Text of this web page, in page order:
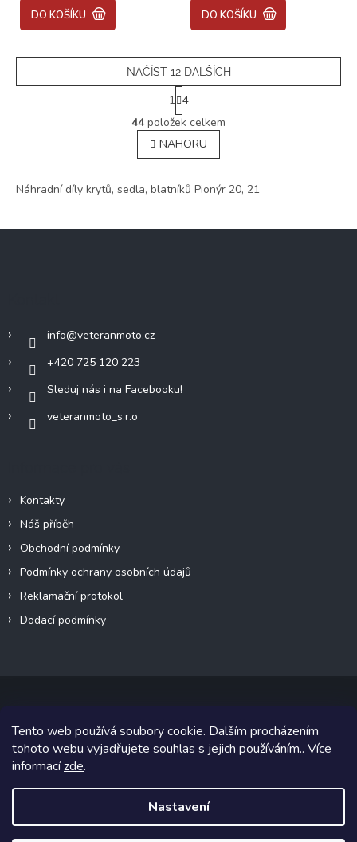
Tento web používá soubory cookie. Dalším procházením
tohoto webu vyjadřujete souhlas s jejich používáním.. Více
informacízde.
Nastavení
5,0DO KOŠÍKU
5,0
hvězdiček.
DO KOŠÍKU
O
v
l
á
a
u
NAČÍST 12 DALŠÍCH
S
t
r
á
n
k
v
í
1 4
44položek celkem
NAHORU
Náhradní díly krytů, sedla, blatníků Pionýr 20, 21
info@veteranmoto.cz
+420 725 120 223
Sleduj nás i na Facebooku!
veteranmoto_s.r.o
Kontakty
Náš příběh
Obchodní podmínky
Podmínky ochrany osobních údajů
Reklamační protokol
Dodací podmínky
Copyright 2026VeteránMoto s.r.o.. Všechna práva vyhrazena.
Grafický návrh vytvořil a na Shoptet implementoval
Shoptetak.cz.